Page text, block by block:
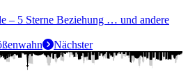
– 5 Sterne Beziehung … und andere
Nächster